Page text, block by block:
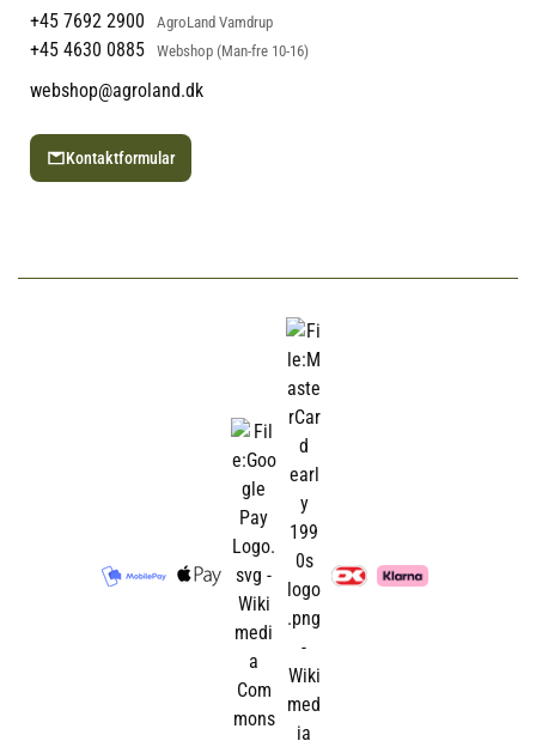
+45 7692 2900
AgroLand Vamdrup
+45 4630 0885 Webshop (Man-fre 10-16)
webshop@agroland.dk
Kontaktformular